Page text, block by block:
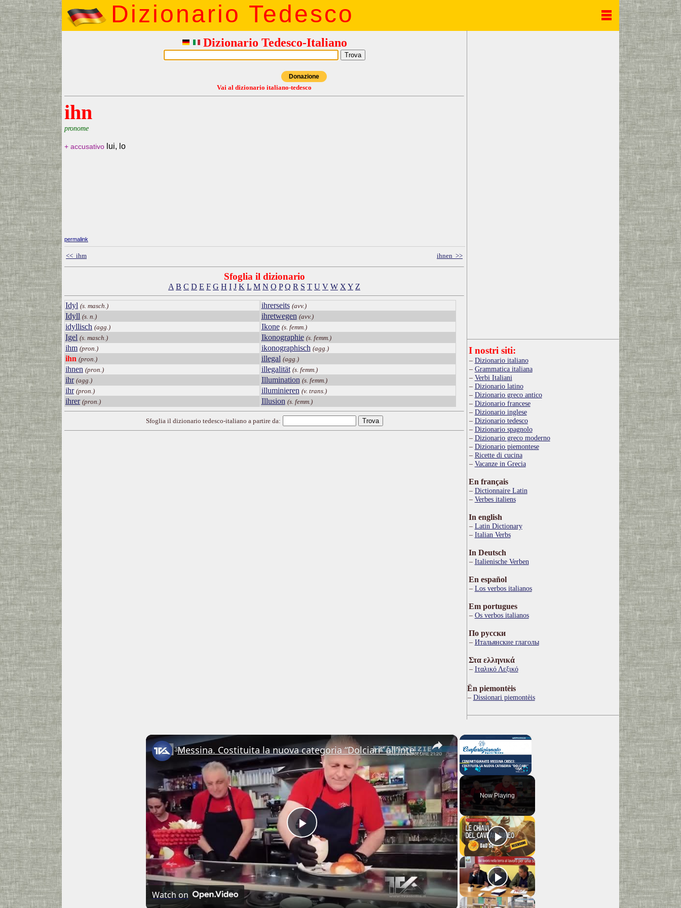
Dizionario Tedesco
Dizionario Tedesco-Italiano
Donazione
Vai al dizionario italiano-tedesco
ihn
pronome
+ accusativo lui, lo
permalink
<< ihm ihnen >>
Sfoglia il dizionario
A B C D E F G H I J K L M N O P Q R S T U V W X Y Z
Idyl (s. masch.)
Idyll (s. n.)
idyllisch (agg.)
Igel (s. masch.)
ihm (pron.)
ihn (pron.)
ihnen (pron.)
ihr (agg.)
ihr (pron.)
ihrer (pron.)
ihrerseits (avv.)
ihretwegen (avv.)
Ikone (s. femm.)
Ikonographie (s. femm.)
ikonographisch (agg.)
illegal (agg.)
illegalität (s. femm.)
Illumination (s. femm.)
illuminieren (v. trans.)
Illusion (s. femm.)
Sfoglia il dizionario tedesco-italiano a partire da:
I nostri siti:
Dizionario italiano
Grammatica italiana
Verbi Italiani
Dizionario latino
Dizionario greco antico
Dizionario francese
Dizionario inglese
Dizionario tedesco
Dizionario spagnolo
Dizionario greco moderno
Dizionario piemontese
Ricette di cucina
Vacanze in Grecia
En français
Dictionnaire Latin
Verbes italiens
In english
Latin Dictionary
Italian Verbs
In Deutsch
Italienische Verben
En español
Los verbos italianos
Em portugues
Os verbos italianos
По русски
Итальянские глаголы
Στα ελληνικά
Ιταλικό Λεξικό
Ën piemontèis
Dissionari piemontèis
×
Play Fullscreen
Now Playing
×
Play
Video
Messina. Costituita la nuova categoria “Dolciari” all’interno di Confartigianato
Watch on